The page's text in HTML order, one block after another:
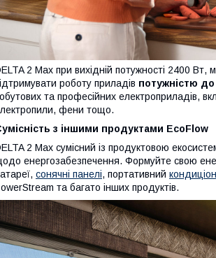
2 Max при вихідній потужності 2400
роботу приладів потужністю
та професійних електроприладів,
фени тощо.
з іншими продуктами EcoFlow
2 Max сумісний із продуктовою
енергозабезпечення. Формуйте свою
сонячні панелі, портативний
та багато інших продуктів.